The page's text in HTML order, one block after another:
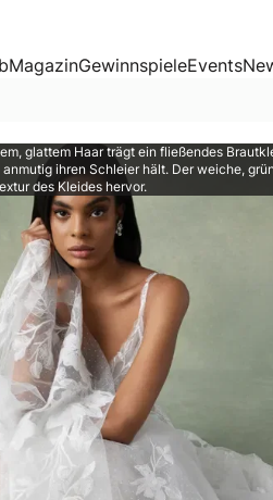
MagazinGewinnspieleEvents
der Geschichte und
glattem Haar trägt ein fließendes
ihren Schleier hält. Der weiche,
des Kleides hervor.